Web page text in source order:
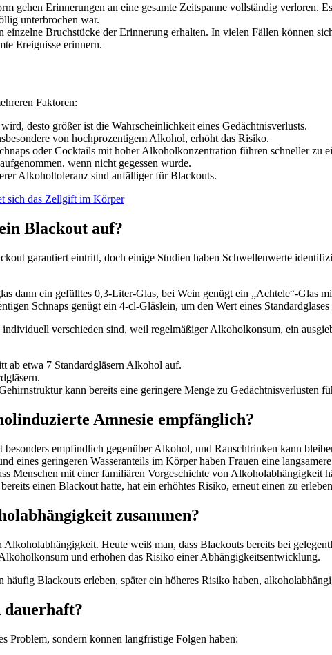
gehen Erinnerungen an eine gesamte Zeitspanne vollständig verloren.
unterbrochen war.
einzelne Bruchstücke der Erinnerung erhalten. In vielen Fällen können
Ereignisse erinnern.
Faktoren:
desto größer ist die Wahrscheinlichkeit eines Gedächtnisverlusts.
von hochprozentigem Alkohol, erhöht das Risiko.
oder Cocktails mit hoher Alkoholkonzentration führen schneller zu
wenn nicht gegessen wurde.
Alkoholtoleranz sind anfälliger für Blackouts.
sich das Zellgift im Körper
Blackout auf?
garantiert eintritt, doch einige Studien haben Schwellenwerte
dann ein gefülltes 0,3-Liter-Glas, bei Wein genügt ein „Achtele“-Glas
Schnaps genügt ein 4-cl-Gläslein, um den Wert eines Standardglases
verschieden sind, weil regelmäßiger Alkoholkonsum, ein
ab etwa 7 Standardgläsern Alkohol auf.
kann bereits eine geringere Menge zu Gedächtnisverlusten
Amnesie empfänglich?
empfindlich gegenüber Alkohol, und Rauschtrinken kann
eines geringeren Wasseranteils im Körper haben Frauen eine
Menschen mit einer familiären Vorgeschichte von Alkoholabhängigkeit
einen Blackout hatte, hat ein erhöhtes Risiko, erneut einen zu
zusammen?
Heute weiß man, dass Blackouts bereits bei
und erhöhen das Risiko einer Abhängigkeitsentwicklung.
häufig Blackouts erleben, später ein höheres Risiko haben,
dauerhaft?
Problem, sondern können langfristige Folgen haben: